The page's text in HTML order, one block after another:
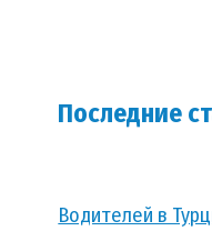
Последние
Водителей в